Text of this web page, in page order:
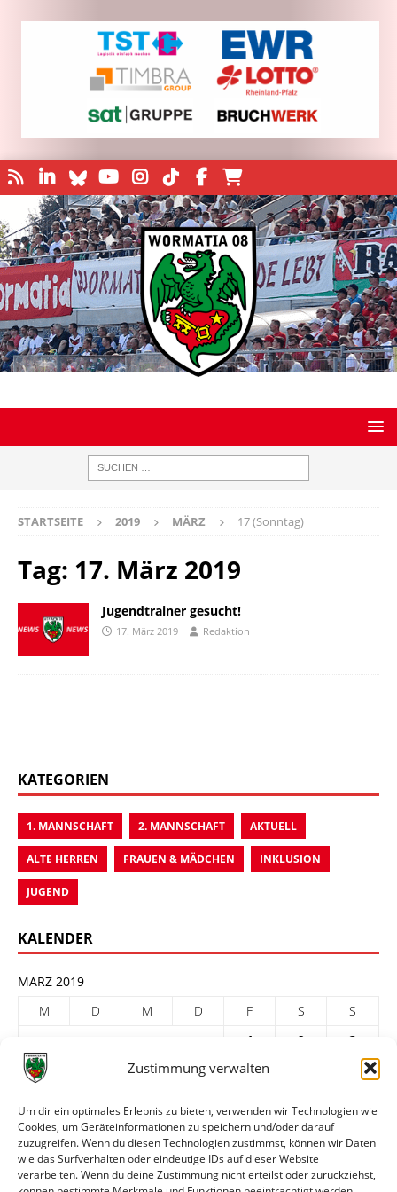
Zustimmung verwalten
Um dir ein optimales Erlebnis zu bieten, verwenden wir Technologien wie
Cookies, um Geräteinformationen zu speichern und/oder darauf
zuzugreifen. Wenn du diesen Technologien zustimmst, können wir Daten
wie das Surfverhalten oder eindeutige IDs auf dieser Website
verarbeiten. Wenn du deine Zustimmung nicht erteilst oder zurückziehst,
STARTSEITE 2019 MÄRZ 17 (Sonntag)
Tag: 17. März 2019
Jugendtrainer gesucht!
17. März 2019 Redaktion
KATEGORIEN
1. MANNSCHAFT 2. MANNSCHAFT AKTUELL
ALTE HERREN FRAUEN & MÄDCHEN INKLUSION
JUGEND
KALENDER
MÄRZ 2019
M
D M D F S
S
1
2
3
4
6 7 8
18
19 20 21 22 23
25
26 27 28 29 30
« Feb.
Apr. »